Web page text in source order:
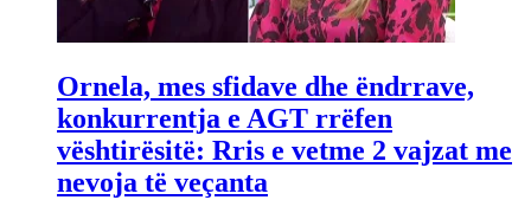
Ornela, mes sfidave dhe ëndrrave,
konkurrentja e AGT rrëfen
vështirësitë: Rris e vetme 2 vajzat me
nevoja të veçanta